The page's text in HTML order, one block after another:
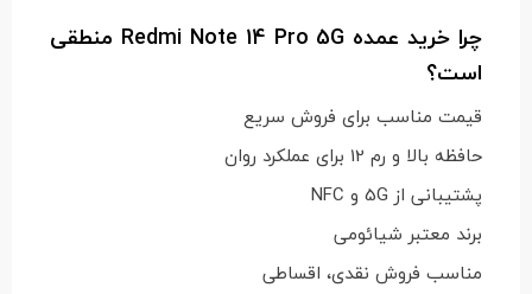
چرا خرید عمده Redmi Note 14 Pro 5G منطقی
است؟
قیمت مناسب برای فروش سریع
حافظه بالا و رم 12 برای عملکرد روان
پشتیبانی از 5G و NFC
برند معتبر شیائومی
مناسب فروش نقدی، اقساطی